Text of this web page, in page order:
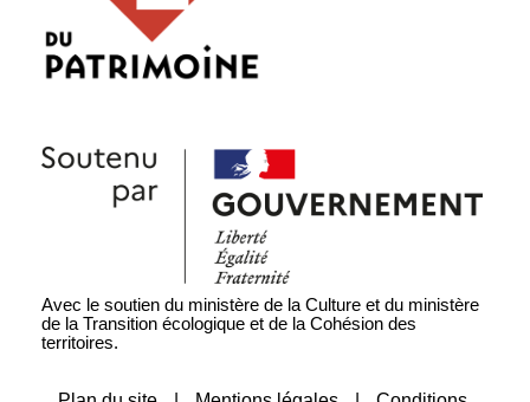
Avec le soutien du ministère de la Culture et du ministère
de la Transition écologique et de la Cohésion des
territoires.